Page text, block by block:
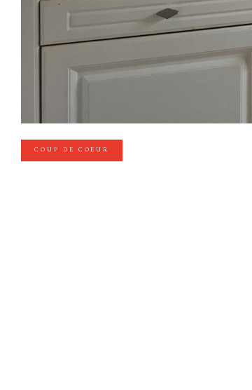
COUP DE COEUR